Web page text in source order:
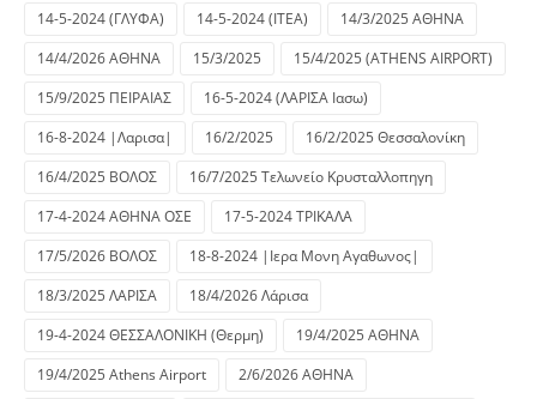
14-5-2024 (ΓΛΥΦΑ)
14-5-2024 (ΙΤΕΑ)
14/3/2025 ΑΘΗΝΑ
14/4/2026 ΑΘΗΝΑ
15/3/2025
15/4/2025 (ATHENS AIRPORT)
15/9/2025 ΠΕΙΡΑΙΑΣ
16-5-2024 (ΛΑΡΙΣΑ Ιασω)
16-8-2024 |Λαρισα|
16/2/2025
16/2/2025 Θεσσαλονίκη
16/4/2025 ΒΟΛΟΣ
16/7/2025 Τελωνείο Κρυσταλλοπηγη
17-4-2024 ΑΘΗΝΑ ΟΣΕ
17-5-2024 ΤΡΙΚΑΛΑ
17/5/2026 ΒΟΛΟΣ
18-8-2024 |Ιερα Μονη Αγαθωνος|
18/3/2025 ΛΑΡΙΣΑ
18/4/2026 Λάρισα
19-4-2024 ΘΕΣΣΑΛΟΝΙΚΗ (Θερμη)
19/4/2025 ΑΘΗΝΑ
19/4/2025 Athens Airport
2/6/2026 ΑΘΗΝΑ